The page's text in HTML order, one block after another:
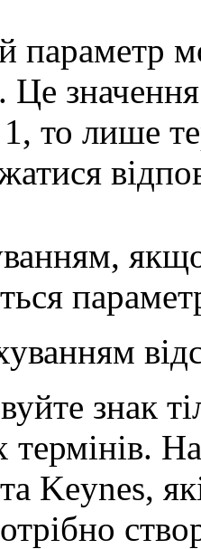
параметр
Це
то лише
знак
Keynes,